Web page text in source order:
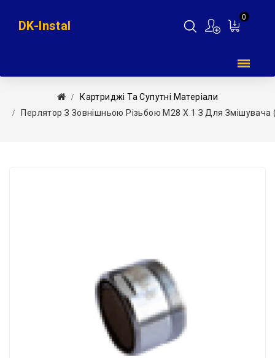
0
DK-Instal
Картриджі Та Супутні Матеріали
Перлятор З Зовнішньою Різьбою М28 Х 1 З Для Змішувача